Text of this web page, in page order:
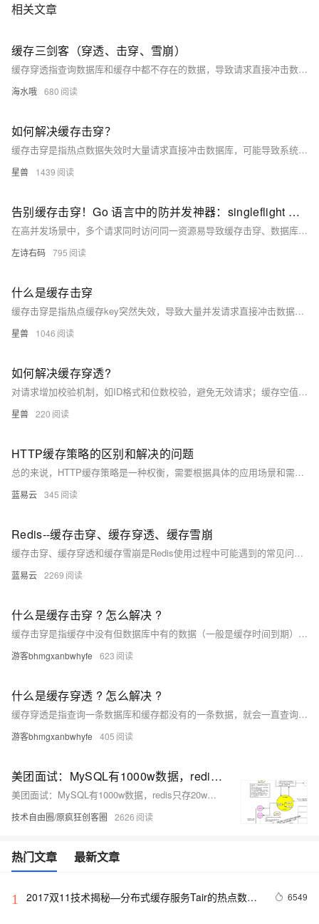
相关文章
缓存三剑客（穿透、击穿、雪崩）
缓存穿透指查询数据库和缓存中都不存在的数据，导致请求直接冲击数据库。解决方案包括缓存空对象和布隆过滤器。缓存击穿是大量请求访问同一个失效的热点数据，使数据库瞬间压力剧增，解决方法有提前预热、设置永不过期、加锁限流等。缓存雪崩是大量key同时失效，导致所有请求直达数据库，可通过引入随机过期时间缓解。三者分别对应单点爆破、全面崩塌等问题，需根据场景选择合适策略优化系统性能与稳定性。
海水哦 680
如何解决缓存击穿？
缓存击穿是指热点数据失效时大量请求直接冲击数据库，可能导致系统崩溃。解决方案包括：永不过期策略避免缓存失效瞬间的穿透；互斥锁控制并发访问；热点预热提前刷新缓存；熔断降级在数据库压力大时返回默认值；二级缓存降低Redis压力。实际中常组合使用多种方案，如热点预热+互斥锁+熔断降级，以提升系统稳定性与性能。
星兽 1439
告别缓存击穿！Go 语言中的防并发神器：singleflight 包深度解析
在高并发场景中，多个请求同时访问同一资源易导致缓存击穿、数据库压力过大。Go 语言提供的 `singleflight` 包可将相同 key 的请求合并，仅执行一次实际操作，其余请求共享结果，有效降低系统负载。本文详解其原理、实现及典型应用场景，并附示例代码，助你掌握高并发优化技巧。
左诗右码 795
什么是缓存击穿
缓存击穿是指热点缓存key突然失效，导致大量并发请求直接冲击数据库，造成巨大压力。常见于高并发场景，如热门商品信息失效时。解决方法包括设置热点key永不过期、使用分布式锁、预热数据、熔断降级等，以保障系统稳定性。
星兽 1046
如何解决缓存穿透?
对请求增加校验机制，如ID格式和位数校验，避免无效请求；缓存空值或特殊值防止缓存穿透；使用布隆过滤器拦截不存在的请求，减轻数据库压力。
星兽 220
HTTP缓存策略的区别和解决的问题
总的来说，HTTP缓存策略是一种权衡，需要根据具体的应用场景和需求来选择合适的策略。理解和掌握这些策略，可以帮助我们更好地优化网页性能，提高用户的浏览体验。
蓝易云 345
Redis--缓存击穿、缓存穿透、缓存雪崩
缓存击穿、缓存穿透和缓存雪崩是Redis使用过程中可能遇到的常见问题。理解这些问题的成因并采取相应的解决措施，可以有效提升系统的稳定性和性能。在实际应用中，应根据具体场景，选择合适的解决方案，并持续监控和优化缓存策略，以应对不断变化的业务需求。
蓝易云 2269
什么是缓存击穿 ? 怎么解决 ?
缓存击穿是指缓存中没有但数据库中有的数据（一般是缓存时间到期），这时由于并发用户特别多，同时读缓存没读到数据，又同时去数据库去取数据，引起数据库压力瞬间增大 解决方案 : ● 热点数据提前预热 ● 设置热点数据永远不过期。 ● 加锁 , 限流
游客bhmgxanbwhyfe 623
什么是缓存穿透 ? 怎么解决 ?
缓存穿透是指查询一条数据库和缓存都没有的一条数据，就会一直查询数据库，对数据库的访问压力就会增大，缓存穿透的解决方案 有以下2种解决方案 ： ● 缓存空对象：代码维护较简单，但是效果不好。 ● 布隆过滤器：代码维护复杂，效果很好
游客bhmgxanbwhyfe 405
美团面试：MySQL有1000w数据，redis只存20w的数据，如何做 缓存 设计？
美团面试：MySQL有1000w数据，redis只存20w的数据，如何做 缓存 设计？
技术自由圈/原疯狂创客圈 2626
热门文章 最新文章
1
2017双11技术揭秘—分布式缓存服务Tair的热点数据
6549